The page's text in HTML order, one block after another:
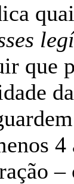
que
4
–